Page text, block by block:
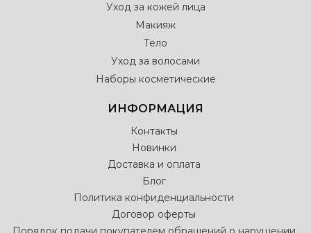
Уход за кожей лица
Макияж
Тело
Уход за волосами
Наборы косметические
ИНФОРМАЦИЯ
Контакты
Новинки
Доставка и оплата
Блог
Политика конфиденциальности
Договор оферты